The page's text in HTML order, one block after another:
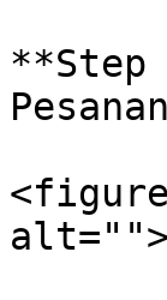
**Step